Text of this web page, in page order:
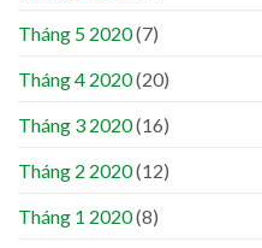
Tháng 5 2020(7)
Tháng 4 2020(20)
Tháng 3 2020(16)
Tháng 2 2020(12)
Tháng 1 2020(8)